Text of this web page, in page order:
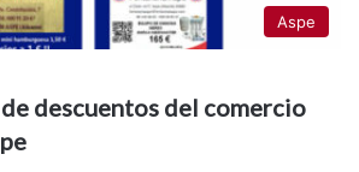
Aspe
descuentos del comercio